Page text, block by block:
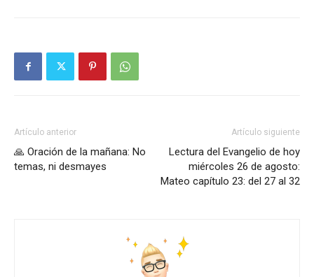
Artículo anterior
🙏 Oración de la mañana: No
temas, ni desmayes
Artículo siguiente
Lectura del Evangelio de hoy
miércoles 26 de agosto:
Mateo capítulo 23: del 27 al 32